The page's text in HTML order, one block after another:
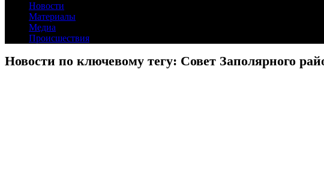
Новости
Материалы
Медиа
Происшествия
Новости по ключевому тегу: Совет Заполярного